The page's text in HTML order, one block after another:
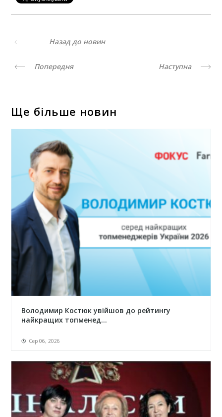
Назад до новин
Попередня Наступна
Ще більше новин
Володимир Костюк увійшов до рейтингу
найкращих топменед...
Сер 06, 2026